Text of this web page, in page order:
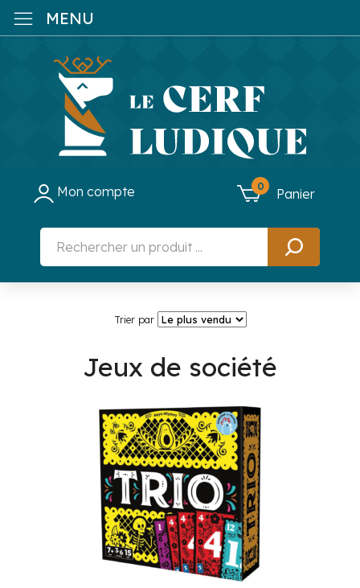
MENU
Mon compte 0 Panier
Trier par
Jeux de société